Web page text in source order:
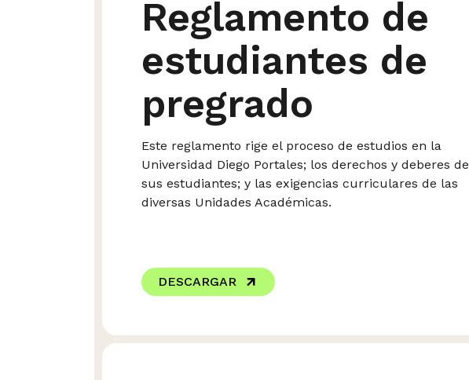
Reglamento de
estudiantes de
pregrado
Este reglamento rige el proceso de estudios en la
Universidad Diego Portales; los derechos y deberes de
sus estudiantes; y las exigencias curriculares de las
diversas Unidades Académicas.
DESCARGAR